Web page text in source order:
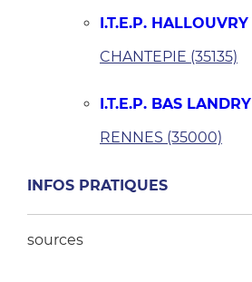
I.T.E.P. HALLOUVRY
CHANTEPIE (35135)
I.T.E.P. BAS LANDRY
RENNES (35000)
INFOS PRATIQUES
sources